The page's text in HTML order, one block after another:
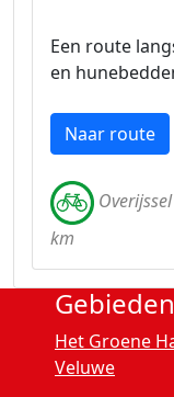
Een route
en
Naar route
km
Het Groene
Veluwe